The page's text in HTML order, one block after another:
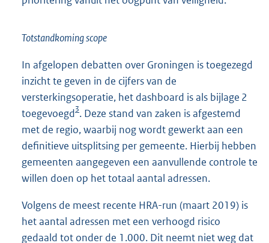
Totstandkoming scope
In afgelopen debatten over Groningen is toegezegd
inzicht te geven in de cijfers van de
versterkingsoperatie, het dashboard is als bijlage 2
toegevoegd3. Deze stand van zaken is afgestemd
met de regio, waarbij nog wordt gewerkt aan een
definitieve uitsplitsing per gemeente. Hierbij hebben
gemeenten aangegeven een aanvullende controle te
willen doen op het totaal aantal adressen.
Volgens de meest recente HRA-run (maart 2019) is
het aantal adressen met een verhoogd risico
gedaald tot onder de 1.000. Dit neemt niet weg dat